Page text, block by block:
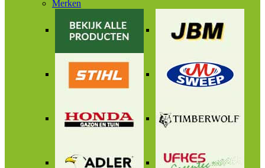
Merken